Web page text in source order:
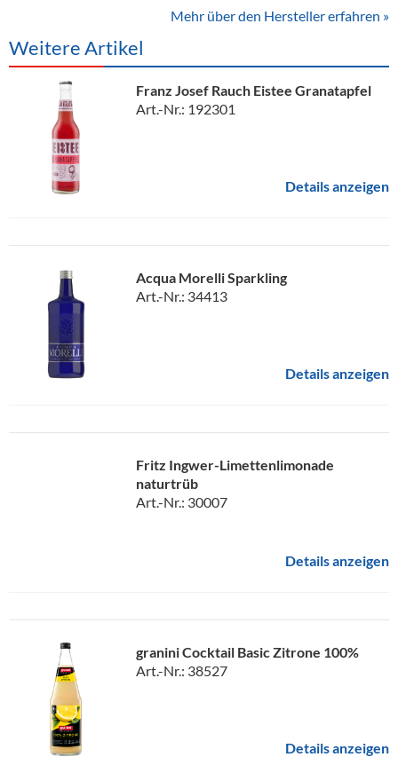
Mehr über den Hersteller erfahren »
Weitere Artikel
Franz Josef Rauch Eistee Granatapfel
Art.-Nr.: 192301
Details anzeigen
Acqua Morelli Sparkling
Art.-Nr.: 34413
Details anzeigen
Fritz Ingwer-Limettenlimonade
naturtrüb
Art.-Nr.: 30007
Details anzeigen
granini Cocktail Basic Zitrone 100%
Art.-Nr.: 38527
Details anzeigen